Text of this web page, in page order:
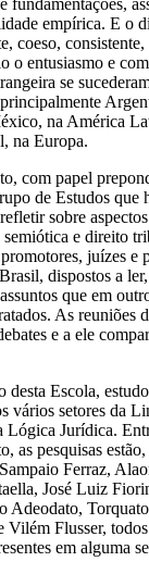
empírica. E o
coeso,
o entusiasmo e
se
na América
na Europa.
com papel
de Estudos que
sobre
e direito
juízes e
dispostos a
que em
As reuniões
e a ele
desta Escola,
vários setores da
Lógica Jurídica.
as pesquisas
Ferraz,
José Luiz
Adeodato,
Flusser,
em alguma